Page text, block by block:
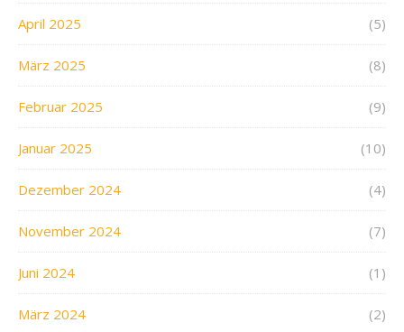
April 2025 (5)
März 2025 (8)
Februar 2025 (9)
Januar 2025 (10)
Dezember 2024 (4)
November 2024 (7)
Juni 2024 (1)
März 2024 (2)